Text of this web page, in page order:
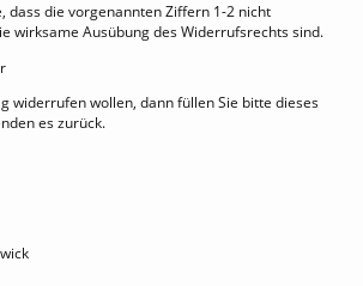
dass die vorgenannten Ziffern 1-2 nicht
wirksame Ausübung des Widerrufsrechts sind.
widerrufen wollen, dann füllen Sie bitte dieses
es zurück.